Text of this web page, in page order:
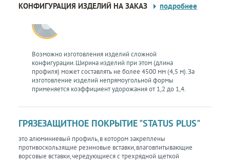
КОНФИГУРАЦИЯ ИЗДЕЛИЙ НА ЗАКАЗ подробнее
Возможно изготовления изделий сложной
конфигурации. Ширина изделий при этом (длина
профиля) может составлять не более 4500 мм (4,5 м). За
изготовление изделий непрямоугольной формы
применяется коэффициент удорожания от 1,2 до 1,4.
ГРЯЗЕЗАЩИТНОЕ ПОКРЫТИЕ "STATUS PLUS"
это алюминиевый профиль, в котором закреплены
противоскользящие резиновые вставки, влаговпитывающие
ворсовые вставки, чередующиеся с трехрядной щеткой